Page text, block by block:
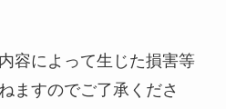
容によって生じた損害等
ますのでご了承くださ